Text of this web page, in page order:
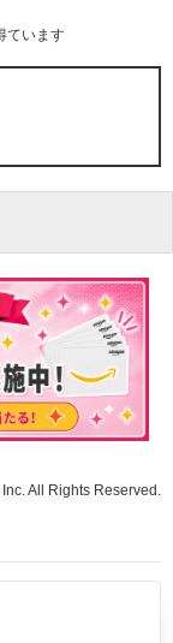
ています
All Rights Reserved.